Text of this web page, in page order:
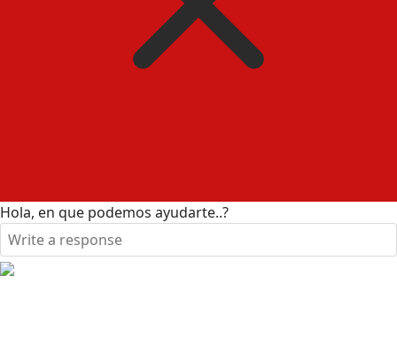
Hola, en que podemos ayudarte..?